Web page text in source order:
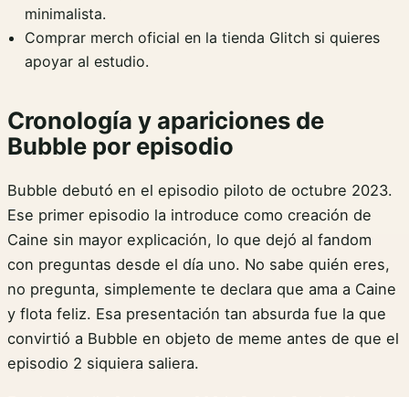
minimalista.
Comprar merch oficial en la tienda Glitch si quieres
apoyar al estudio.
Cronología y apariciones de
Bubble por episodio
Bubble debutó en el episodio piloto de octubre 2023.
Ese primer episodio la introduce como creación de
Caine sin mayor explicación, lo que dejó al fandom
con preguntas desde el día uno. No sabe quién eres,
no pregunta, simplemente te declara que ama a Caine
y flota feliz. Esa presentación tan absurda fue la que
convirtió a Bubble en objeto de meme antes de que el
episodio 2 siquiera saliera.